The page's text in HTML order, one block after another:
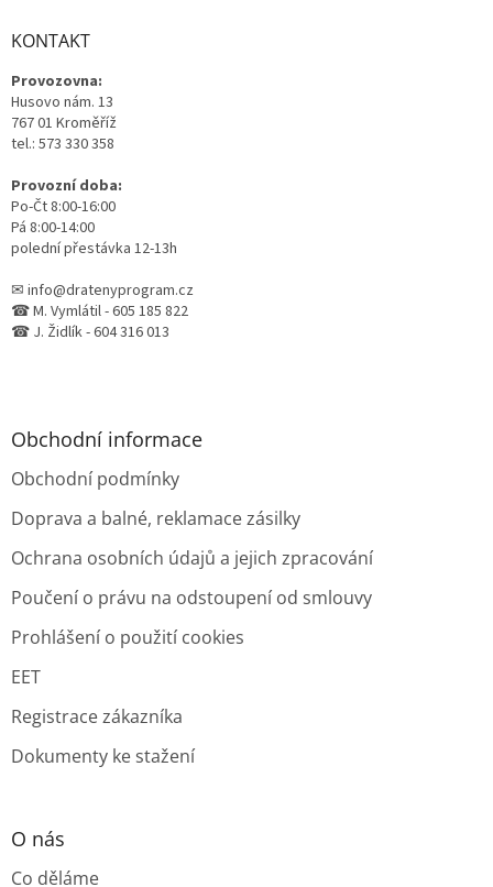
KONTAKT
Provozovna:
Husovo nám. 13
767 01 Kroměříž
tel.: 573 330 358
Provozní doba:
Po-Čt 8:00-16:00
Pá 8:00-14:00
polední přestávka 12-13h
✉ info@dratenyprogram.cz
☎ M. Vymlátil - 605 185 822
☎ J. Židlík - 604 316 013
Obchodní informace
Obchodní podmínky
Doprava a balné, reklamace zásilky
Ochrana osobních údajů a jejich zpracování
Poučení o právu na odstoupení od smlouvy
Prohlášení o použití cookies
EET
Registrace zákazníka
Dokumenty ke stažení
O nás
Co děláme